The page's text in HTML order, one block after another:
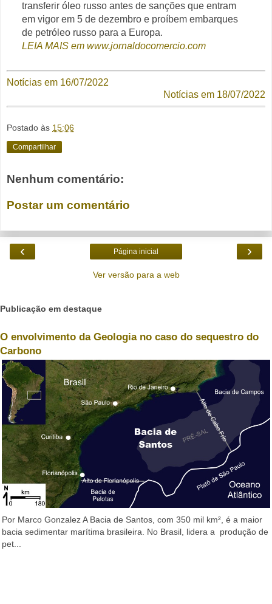
transferir óleo russo antes de sanções que entram
em vigor em 5 de dezembro e proíbem embarques
de petróleo russo para a Europa.
LEIA MAIS em www.jornaldocomercio.com
Notícias em 16/07/2022
Notícias em 18/07/2022
Postado às 15:06
Compartilhar
Nenhum comentário:
Postar um comentário
‹ ›
Página inicial
Ver versão para a web
Publicação em destaque
O envolvimento da Geologia no caso do sequestro do
Carbono
Por Marco Gonzalez A Bacia de Santos, com 350 mil km², é a maior
bacia sedimentar marítima brasileira. No Brasil, lidera a produção de
pet...